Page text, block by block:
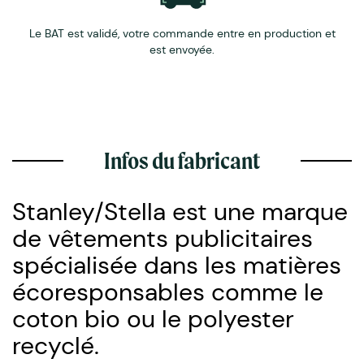
Le BAT est validé, votre commande entre en production et
est envoyée.
Infos du fabricant
Stanley/Stella est une marque
de vêtements publicitaires
spécialisée dans les matières
écoresponsables comme le
coton bio ou le polyester
recyclé.